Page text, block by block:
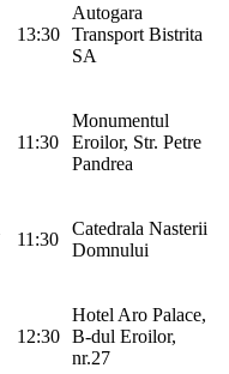
13:30
Autogara
Transport Bistrita
SA
11:30
Monumentul
Eroilor, Str. Petre
Pandrea
11:30
Catedrala Nasterii
Domnului
12:30
Hotel Aro Palace,
B-dul Eroilor,
nr.27